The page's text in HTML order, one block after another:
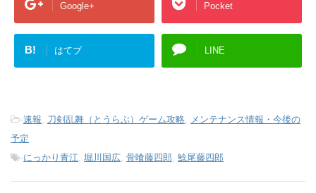
Google+ Pocket
B! はてブ LINE
-速報 刀剣乱舞（とうらぶ）ゲーム攻略
メンテナンス情報・今後の
予定
-にっかり青江 堀川国広 骨喰藤四郎 鯰尾藤四郎